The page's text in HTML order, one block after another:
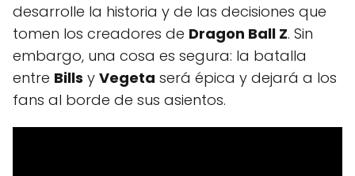
desarrolle la historia y de las decisiones que
tomen los creadores de Dragon Ball Z. Sin
embargo, una cosa es segura: la batalla
entre Bills y Vegeta será épica y dejará a los
fans al borde de sus asientos.